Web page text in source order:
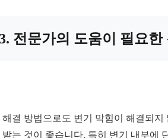
전문가의 도움이 필요한
해결 방법으로도 변기 막힘이 해결되지
받는 것이 좋습니다. 특히 변기 내부에